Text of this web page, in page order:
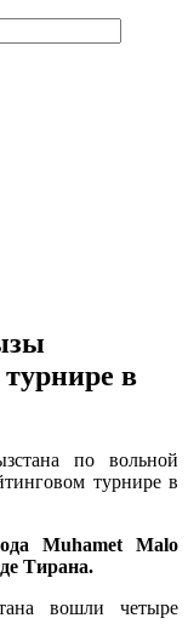
в
по вольной
турнире в
Muhamet Malo
Тирана.
вошли четыре